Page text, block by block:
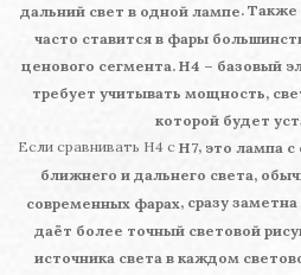
дальний свет в одной лампе. Также
часто ставится в фары
ценового сегмента. H4 – базовый
требует учитывать мощность,
которой будет
Если сравнивать H4 с H7, это лампа
ближнего и дальнего света,
современных фарах, сразу
даёт более точный световой
источника света в каждом